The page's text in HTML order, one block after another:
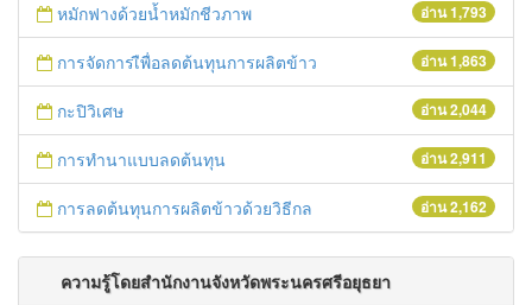
อ่าน 1,793
หมักฟางด้วยน้ำหมักชีวภาพ
อ่าน 1,863
การจัดการเืพื่อลดต้นทุนการผลิตข้าว
อ่าน 2,044
กะปิวิเศษ
อ่าน 2,911
การทำนาแบบลดต้นทุน
อ่าน 2,162
การลดต้นทุนการผลิตข้าวด้วยวิธีกล
ความรู้โดยสำนักงานจังหวัดพระนครศรีอยุธยา